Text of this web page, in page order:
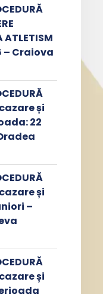
ATLETISM
– Craiova
și
22
și
–
și